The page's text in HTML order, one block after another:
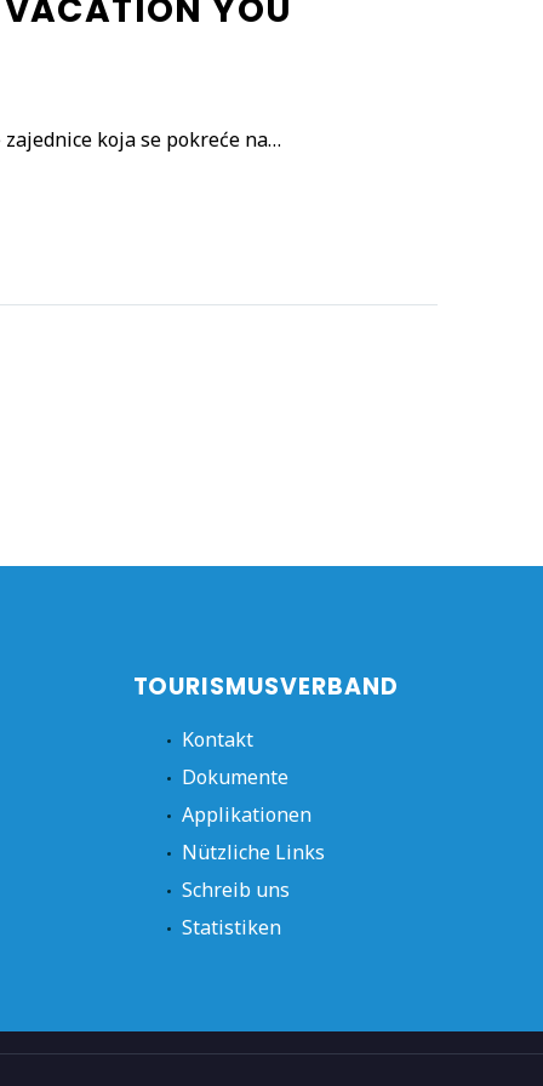
YOU
koja se pokreće na…
TOURISMUSVERBAND
Kontakt
Dokumente
Applikationen
Nützliche Links
Schreib uns
Statistiken